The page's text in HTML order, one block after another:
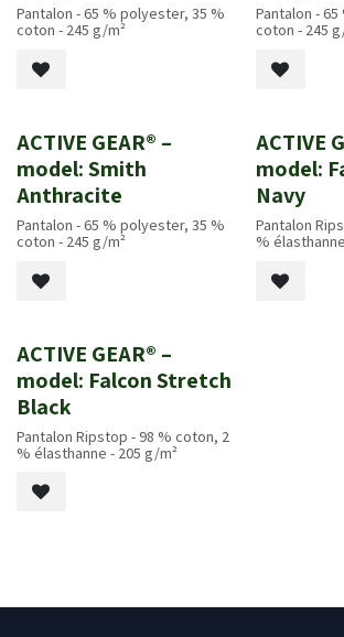
Pantalon - 65 % polyester, 35 %
coton - 245 g/m²
Pantalon -
coton - 245
Nouveau!
ACTIVE GEAR® –
model: Smith
Anthracite
Pantalon - 65 % polyester, 35 %
coton - 245 g/m²
Nouveau!
ACTIVE
model:
Navy
Pantalon
%
Nouveau!
ACTIVE GEAR® –
model: Falcon Stretch
Black
Pantalon Ripstop - 98 % coton, 2
% élasthanne - 205 g/m²